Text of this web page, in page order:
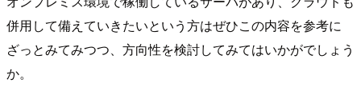
併用して備えていきたいという方はぜひこの内容を参考に
ざっとみてみつつ、方向性を検討してみてはいかがでしょう
か。